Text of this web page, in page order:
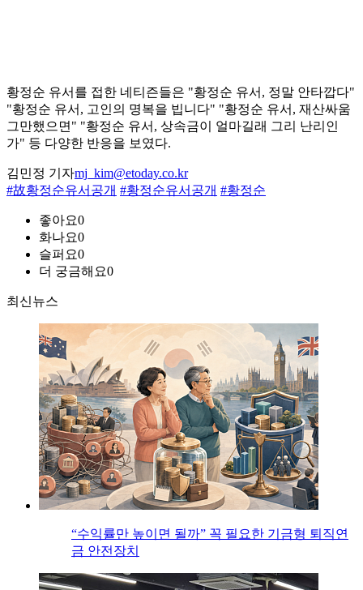
황정순 유서를 접한 네티즌들은 "황정순 유서, 정말 안타깝다"
"황정순 유서, 고인의 명복을 빕니다" "황정순 유서, 재산싸움
그만했으면" "황정순 유서, 상속금이 얼마길래 그리 난리인
가" 등 다양한 반응을 보였다.
김민정 기자mj_kim@etoday.co.kr
#故황정순유서공개 #황정순유서공개 #황정순
좋아요0
화나요0
슬퍼요0
더 궁금해요0
최신뉴스
“수익률만 높이면 될까” 꼭 필요한 기금형 퇴직연
금 안전장치